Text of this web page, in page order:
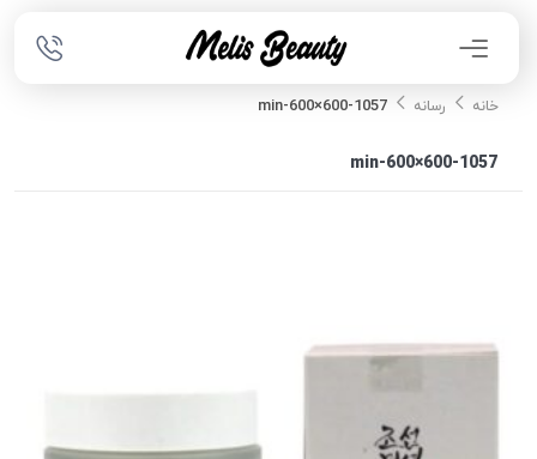
خانه رسانه 1057-min-600×600
1057-min-600×600